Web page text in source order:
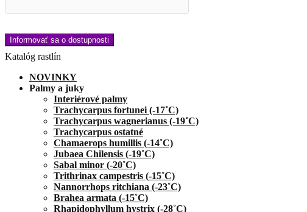
Katalóg rastlín
NOVINKY
Palmy a juky
Interiérové palmy
Trachycarpus fortunei (-17˚C)
Trachycarpus wagnerianus (-19˚C)
Trachycarpus ostatné
Chamaerops humillis (-14˚C)
Jubaea Chilensis (-19˚C)
Sabal minor (-20˚C)
Trithrinax campestris (-15˚C)
Nannorrhops ritchiana (-23˚C)
Brahea armata (-15˚C)
Rhapidophyllum hystrix (-28˚C)